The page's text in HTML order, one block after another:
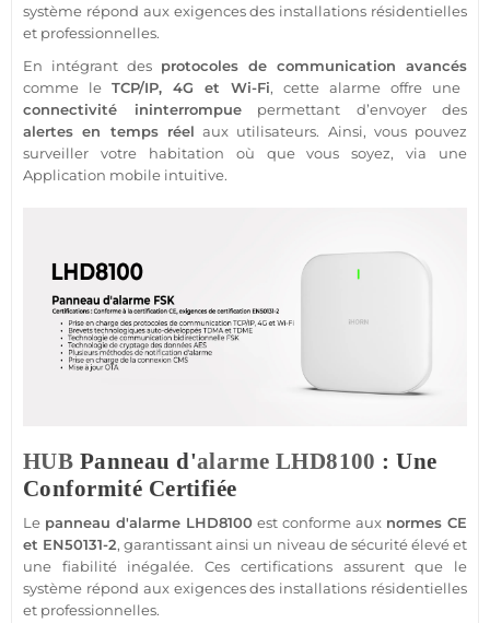
système répond aux exigences des installations résidentielles
et professionnelles.
En intégrant des protocoles de communication avancés
comme le TCP/IP, 4G et Wi-Fi, cette alarme offre une
connectivité ininterrompuepermettant d’envoyer des
alertes en temps réel aux utilisateurs. Ainsi, vous pouvez
surveiller votre habitation où que vous soyez, via une
Application mobile intuitive.
HUB Panneau d'alarme LHD8100 : Une
Conformité Certifiée
Le panneau d'alarme LHD8100 est conforme aux normes CE
et EN50131-2, garantissant ainsi un niveau desécuritéélevé et
une fiabilité inégalée. Ces certifications assurent que le
système répond aux exigences des installations résidentielles
et professionnelles.